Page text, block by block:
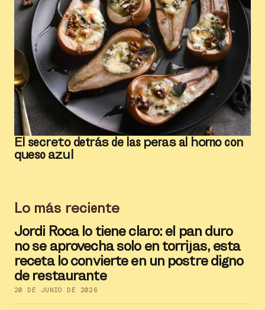
El secreto detrás de las peras al horno con
queso azul
Lo más reciente
Jordi Roca lo tiene claro: el pan duro
no se aprovecha solo en torrijas, esta
receta lo convierte en un postre digno
de restaurante
20 DE JUNIO DE 2026